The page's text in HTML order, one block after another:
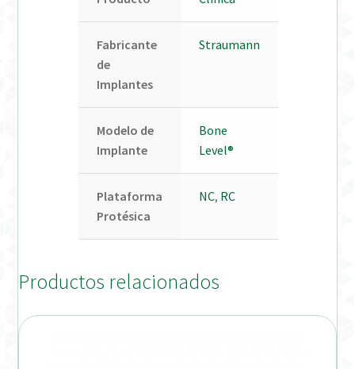
Fabricante
de
Implantes
Straumann
Modelo de
Implante
Bone
Level®
Plataforma
Protésica
NC, RC
Productos relacionados